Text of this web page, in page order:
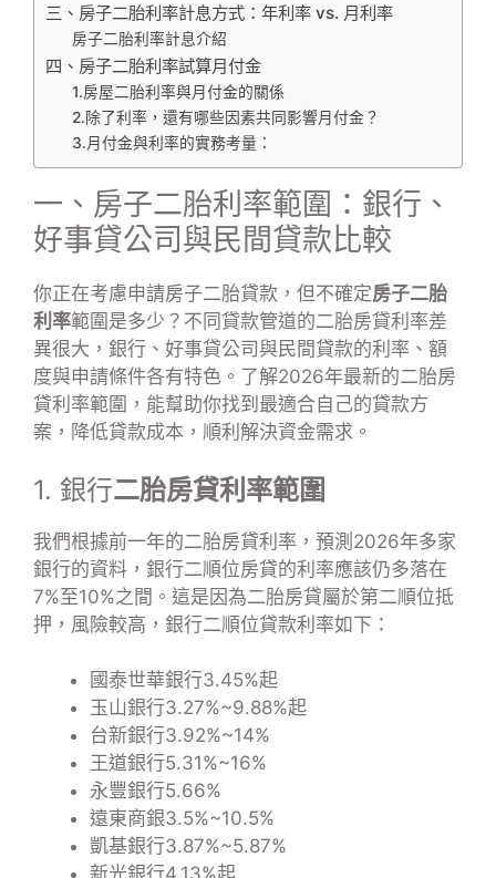
三、房子二胎利率計息方式：年利率 vs. 月利率
房子二胎利率計息介紹
四、房子二胎利率試算月付金
1.房屋二胎利率與月付金的關係
2.除了利率，還有哪些因素共同影響月付金？
3.月付金與利率的實務考量：
一、房子二胎利率範圍：銀行、
好事貸公司與民間貸款比較
你正在考慮申請房子二胎貸款，但不確定房子二胎
利率範圍是多少？不同貸款管道的二胎房貸利率差
異很大，銀行、好事貸公司與民間貸款的利率、額
度與申請條件各有特色。了解2026年最新的二胎房
貸利率範圍，能幫助你找到最適合自己的貸款方
案，降低貸款成本，順利解決資金需求。
1. 銀行二胎房貸利率範圍
我們根據前一年的二胎房貸利率，預測2026年多家
銀行的資料，銀行二順位房貸的利率應該仍多落在
7%至10%之間。這是因為二胎房貸屬於第二順位抵
押，風險較高，銀行二順位貸款利率如下：
國泰世華銀行3.45%起
玉山銀行3.27%~9.88%起
台新銀行3.92%~14%
王道銀行5.31%~16%
永豐銀行5.66%
遠東商銀3.5%~10.5%
凱基銀行3.87%~5.87%